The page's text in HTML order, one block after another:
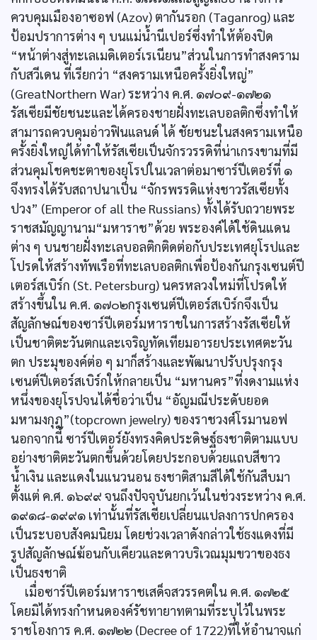
ควบคุมเมืองอาซอฟ (Azov) ตากันรอก (Taganrog) และ
ป้อมปราการต่าง ๆ บนแม่น้ำนีเปอร์ซึ่งทำให้ต้องปิด
“หน้าต่างสู่ทะเลเมดิเตอร์เรเนียน”ส่วนในการทำสงคราม
กับสวีเดน ที่เรียกว่า “สงครามเหนือครั้งยิ่งใหญ่”
(GreatNorthern War) ระหว่าง ค.ศ. ๑๗๐๙-๑๗๒๑
รัสเซียมีชัยชนะและได้ครองชายฝั่งทะเลบอลติกซึ่งทำให้
สามารถควบคุมอ่าวฟินแลนด์ ได้ ชัยชนะในสงครามเหนือ
ครั้งยิ่งใหญ่ได้ทำให้รัสเซียเป็นจักรวรรดิที่น่าเกรงขามที่มี
ส่วนคุมโชคชะตาของยุโรปในเวลาต่อมาซาร์ปีเตอร์ที่ ๑
จึงทรงได้รับสถาปนาเป็น “จักรพรรดิแห่งชาวรัสเซียทั้ง
ปวง” (Emperor of all the Russians) ทั้งได้รับถวายพระ
ราชสมัญญานาม“มหาราช”ด้วย พระองค์ได้ใช้ดินแดน
ต่าง ๆ บนชายฝั่งทะเลบอลติกติดต่อกับประเทศยุโรปและ
โปรดให้สร้างทัพเรือที่ทะเลบอลติกเพื่อป้องกันกรุงเซนต์ปี
เตอร์สเบิร์ก (St. Petersburg) นครหลวงใหม่ที่โปรดให้
สร้างขึ้นใน ค.ศ. ๑๗๐๒กรุงเซนต์ปีเตอร์สเบิร์กจึงเป็น
สัญลักษณ์ของซาร์ปีเตอร์มหาราชในการสร้างรัสเซียให้
เป็นชาติตะวันตกและเจริญทัดเทียมอารยประเทศตะวัน
ตก ประมุของค์ต่อ ๆ มาก็สร้างและพัฒนาปรับปรุงกรุง
เซนต์ปีเตอร์สเบิร์กให้กลายเป็น “มหานคร”ที่งดงามแห่ง
หนึ่งของยุโรปจนได้ชื่อว่าเป็น “อัญมณีประดับยอด
มหามงกุฎ”(topcrown jewelry) ของราชวงศ์โรมานอฟ
นอกจากนี้ ซาร์ปีเตอร์ยังทรงคิดประดิษฐ์ธงชาติตามแบบ
อย่างชาติตะวันตกขึ้นด้วยโดยประกอบด้วยแถบสีขาว
น้ำเงิน และแดงในแนวนอน ธงชาติสามสีได้ใช้กันสืบมา
ตั้งแต่ ค.ศ. ๑๖๙๙ จนถึงปัจจุบันยกเว้นในช่วงระหว่าง ค.ศ.
๑๙๑๘-๑๙๙๑ เท่านั้นที่รัสเซียเปลี่ยนแปลงการปกครอง
เป็นระบอบสังคมนิยม โดยช่วงเวลาดังกล่าวใช้ธงแดงที่มี
รูปสัญลักษณ์ฆ้อนกับเคียวและดาวบริเวณมุมขวาของธง
เป็นธงชาติ
เมื่อซาร์ปีเตอร์มหาราชเสด็จสวรรคตใน ค.ศ. ๑๗๒๕
โดยมิได้ทรงกำหนดองค์รัชทายาทตามที่ระบุไว้ในพระ
ราชโองการ ค.ศ. ๑๗๒๒ (Decree of 1722)ที่ให้อำนาจแก่